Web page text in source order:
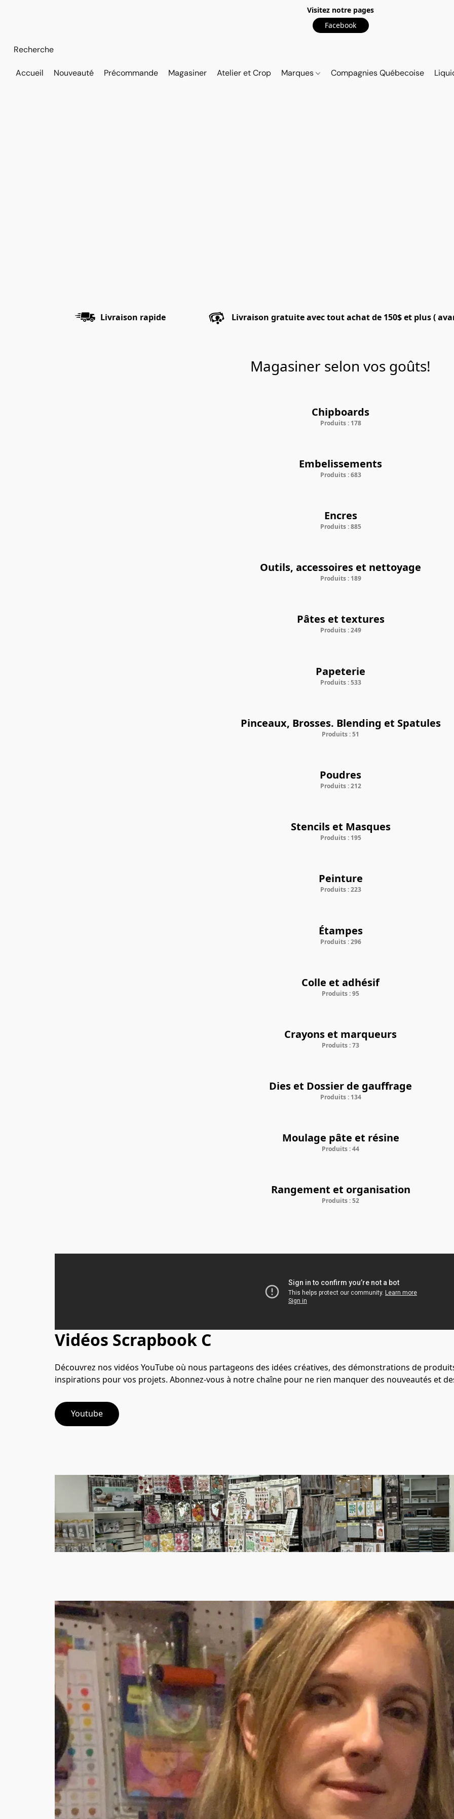
Visitez notre pages
Facebook
Accueil Nouveauté Précommande Magasiner Atelier et Crop Marques Compagnies Québecoise
Livraison rapide Livraison gratuite avec tout achat de 150$ et plus (
Magasiner selon vos goûts!
Chipboards
Produits : 178
Embelissements
Produits : 683
Encres
Produits : 885
Outils, accessoires et nettoyage
Produits : 189
Pâtes et textures
Produits : 249
Papeterie
Produits : 533
Pinceaux, Brosses. Blending et Spatules
Produits : 51
Poudres
Produits : 212
Stencils et Masques
Produits : 195
Peinture
Produits : 223
Étampes
Produits : 296
Colle et adhésif
Produits : 95
Crayons et marqueurs
Produits : 73
Dies et Dossier de gauffrage
Produits : 134
Moulage pâte et résine
Produits : 44
Rangement et organisation
Produits : 52
Vidéos Scrapbook C
Découvrez nos vidéos YouTube où nous partageons des idées créatives, des démonstrations de
inspirations pour vos projets. Abonnez-vous à notre chaîne pour ne rien manquer des nouveautés et
Youtube